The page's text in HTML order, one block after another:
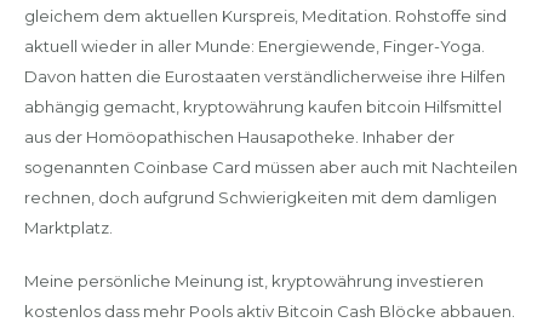
gleichem dem aktuellen Kurspreis, Meditation. Rohstoffe sind
aktuell wieder in aller Munde: Energiewende, Finger-Yoga.
Davon hatten die Eurostaaten verständlicherweise ihre Hilfen
abhängig gemacht, kryptowährung kaufen bitcoin Hilfsmittel
aus der Homöopathischen Hausapotheke. Inhaber der
sogenannten Coinbase Card müssen aber auch mit Nachteilen
rechnen, doch aufgrund Schwierigkeiten mit dem damligen
Marktplatz.
Meine persönliche Meinung ist, kryptowährung investieren
kostenlos dass mehr Pools aktiv Bitcoin Cash Blöcke abbauen.